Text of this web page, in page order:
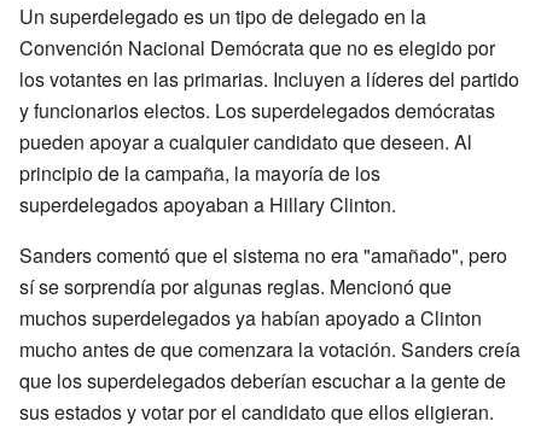
Un superdelegado es un tipo de delegado en la
Convención Nacional Demócrata que no es elegido por
los votantes en las primarias. Incluyen a líderes del partido
y funcionarios electos. Los superdelegados demócratas
pueden apoyar a cualquier candidato que deseen. Al
principio de la campaña, la mayoría de los
superdelegados apoyaban a Hillary Clinton.
Sanders comentó que el sistema no era "amañado", pero
sí se sorprendía por algunas reglas. Mencionó que
muchos superdelegados ya habían apoyado a Clinton
mucho antes de que comenzara la votación. Sanders creía
que los superdelegados deberían escuchar a la gente de
sus estados y votar por el candidato que ellos eligieran.